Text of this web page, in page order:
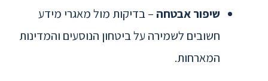
שיפור אבטחה – בדיקות מול מאגרי מידע
חשובים לשמירה על ביטחון הנוסעים והמדינות
המארחות.